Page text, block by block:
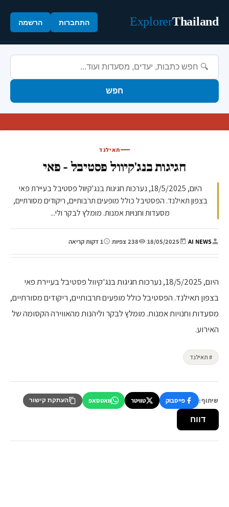
Thailand
Explorer התחברות הרשמה
חפש
תאילנד
חגיגות בנג'קיוול פסטיבל - פאי
היום, 18/5/2025, נערכות חגיגות בנג'קיוול פסטיבל בעיירת פאי
בצפון תאילנד. הפסטיבל כולל מופעים תרבותיים, ריקודים מסורתיים,
מסעדות וחנויות אמנות. מומלץ לבקר ולי...
AI NEWS
|
18/05/2025
| 238 צפיות | 1 דקות קריאה
היום, 18/5/2025, נערכות חגיגות בנג'קיוול פסטיבל בעיירת פאי
בצפון תאילנד. הפסטיבל כולל מופעים תרבותיים, ריקודים מסורתיים,
מסעדות וחנויות אמנות. מומלץ לבקר וליהנות מהאווירה הקסומה של
האירוע.
# תאילנד
שיתוף: פייסבוק טוויטר וואטסאפ העתקת קישור
דווח